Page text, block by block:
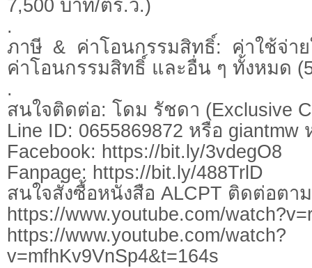
7,500 บาท/ตร.ว.)
.
ภาษี & ค่าโอนกรรมสิทธิ์: ค่าใช้จ่าย
ค่าโอนกรรมสิทธิ์ และอื่น ๆ ทั้งหมด
.
สนใจติดต่อ: โดม รัชดา (Exclusive
Line ID: 0655869872 หรือ giantmw
Facebook: https://bit.ly/3vdegO8
Fanpage: https://bit.ly/488TrlD
สนใจสั่งซื้อหนังสือ ALCPT ติดต่อตา
https://www.youtube.com/
https://www.youtube.com/watch?
v=mfhKv9VnSp4&t=164s